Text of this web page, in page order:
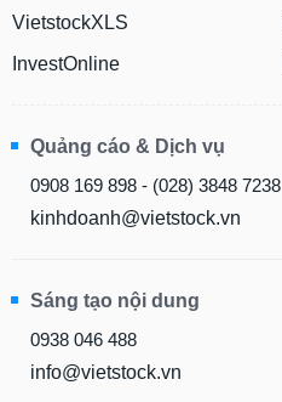
VietstockXLS
InvestOnline
Quảng cáo & Dịch vụ
0908 169 898 - (028) 3848 7238
kinhdoanh@vietstock.vn
Sáng tạo nội dung
0938 046 488
info@vietstock.vn